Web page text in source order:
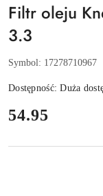
Filtr oleju
3.3
Symbol: 17278710967
Dostępność:Duża
cena:
54.95